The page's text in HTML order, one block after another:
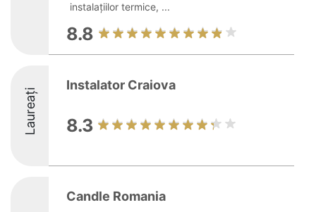
instalațiilor termice, ...
8.8
Laureați
Instalator Craiova
8.3
Candle Romania